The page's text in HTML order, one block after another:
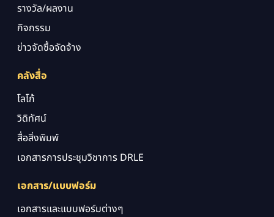
รางวัล/ผลงาน
กิจกรรม
ข่าวจัดซื้อจัดจ้าง
คลังสื่อ
โลโก้
วิดิทัศน์
สื่อสิ่งพิมพ์
เอกสารการประชุมวิชาการ DRLE
เอกสาร/แบบฟอร์ม
เอกสารและแบบฟอร์มต่างๆ